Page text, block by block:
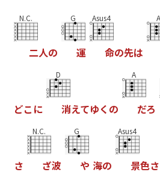
N.C.
二人の
G
運
Asus4
命の先は
A
どこ に
D
消えてゆく の
A
だろ
さ
N.C.
ざ波
G
や 海の
Asus4
景色さ